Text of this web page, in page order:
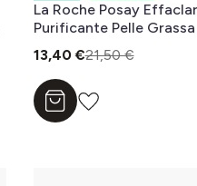
La Roche Posay
Purificante Pelle
mL
13,40 €21,50 €
Aggiungi al carrello